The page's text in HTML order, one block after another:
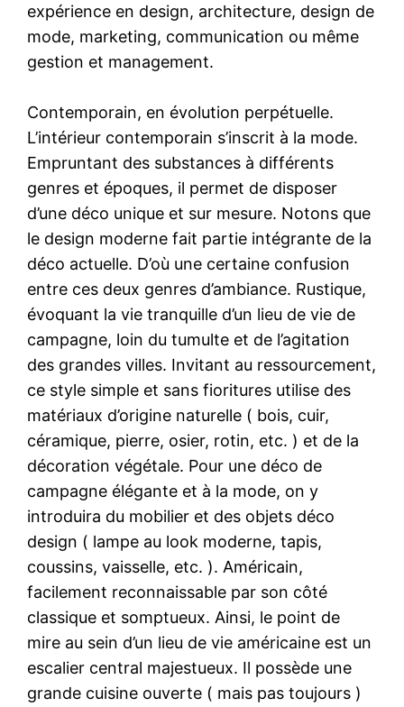
expérience en design, architecture, design de
mode, marketing, communication ou même
gestion et management.
Contemporain, en évolution perpétuelle.
L’intérieur contemporain s’inscrit à la mode.
Empruntant des substances à différents
genres et époques, il permet de disposer
d’une déco unique et sur mesure. Notons que
le design moderne fait partie intégrante de la
déco actuelle. D’où une certaine confusion
entre ces deux genres d’ambiance. Rustique,
évoquant la vie tranquille d’un lieu de vie de
campagne, loin du tumulte et de l’agitation
des grandes villes. Invitant au ressourcement,
ce style simple et sans fioritures utilise des
matériaux d’origine naturelle ( bois, cuir,
céramique, pierre, osier, rotin, etc. ) et de la
décoration végétale. Pour une déco de
campagne élégante et à la mode, on y
introduira du mobilier et des objets déco
design ( lampe au look moderne, tapis,
coussins, vaisselle, etc. ). Américain,
facilement reconnaissable par son côté
classique et somptueux. Ainsi, le point de
mire au sein d’un lieu de vie américaine est un
escalier central majestueux. Il possède une
grande cuisine ouverte ( mais pas toujours )